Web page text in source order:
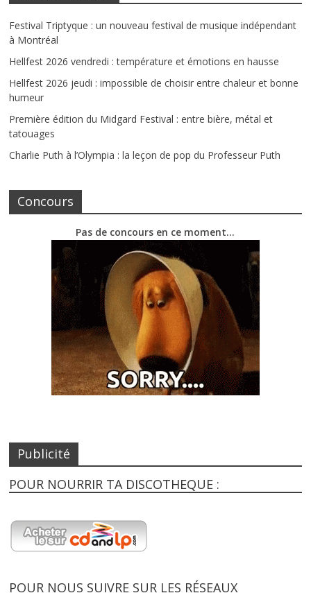
Festival Triptyque : un nouveau festival de musique indépendant
à Montréal
Hellfest 2026 vendredi : température et émotions en hausse
Hellfest 2026 jeudi : impossible de choisir entre chaleur et bonne
humeur
Première édition du Midgard Festival : entre bière, métal et
tatouages
Charlie Puth à l’Olympia : la leçon de pop du Professeur Puth
Concours
Pas de concours en ce moment…
Publicité
POUR NOURRIR TA DISCOTHEQUE :
POUR NOUS SUIVRE SUR LES RÉSEAUX